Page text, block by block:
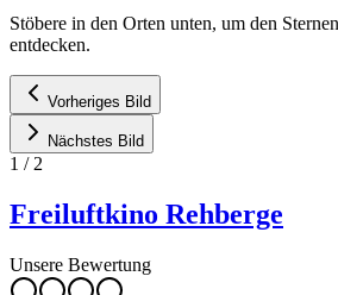
Stöbere in den Orten unten, um den
entdecken.
Vorheriges Bild
Nächstes Bild
1 / 2
Freiluftkino Rehberge
Unsere Bewertung